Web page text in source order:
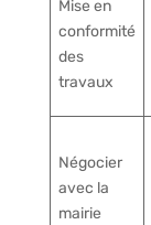
Mise en
conformité
des
travaux
Négocier
avec la
mairie